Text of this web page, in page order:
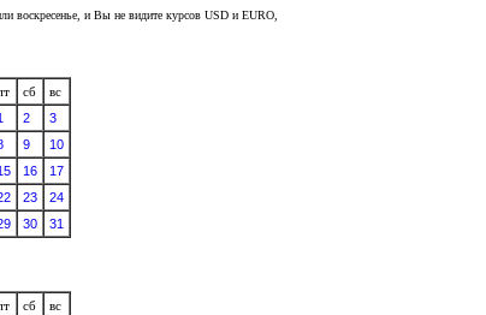
воскресенье, и Вы не видите курсов USD и EURO,
сб
вс
2
3
9
10
16
17
23
24
30 31
сб
вс